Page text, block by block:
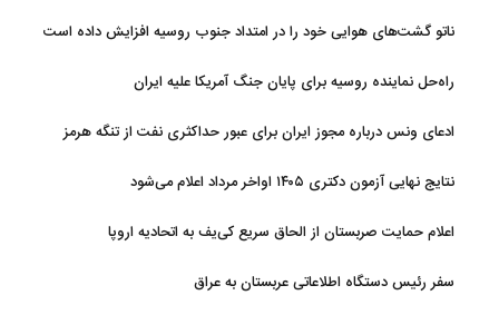
ناتو گشت‌های هوایی خود را در امتداد جنوب روسیه افزایش داده است
راه‌حل نماینده روسیه برای پایان جنگ آمریکا علیه ایران
ادعای ونس درباره مجوز ایران برای عبور حداکثری نفت از تنگه هرمز
نتایج نهایی آزمون دکتری ۱۴۰۵ اواخر مرداد اعلام می‌شود
اعلام حمایت صربستان از الحاق سریع کی‌یف به اتحادیه اروپا
سفر رئیس دستگاه اطلاعاتی عربستان به عراق